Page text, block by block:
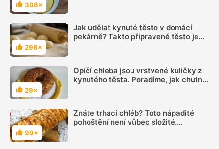
Hodnocení
308×
Hodnocení
298×
Jak udělat kynuté těsto v domácí
pekárně? Takto připravené těsto je
Hodnocení
29×
Opičí chleba jsou vrstvené kuličky z
kynutého těsta. Poradíme, jak chutný
Hodnocení
99×
Znáte trhací chléb? Toto nápadité
pohoštění není vůbec složité.